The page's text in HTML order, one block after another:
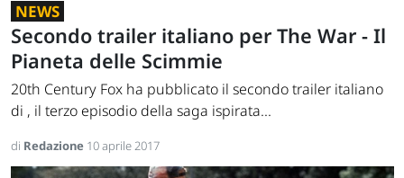
NEWS
Secondo trailer italiano per The War - Il
Pianeta delle Scimmie
20th Century Fox ha pubblicato il secondo trailer italiano
di , il terzo episodio della saga ispirata...
di Redazione 10 aprile 2017